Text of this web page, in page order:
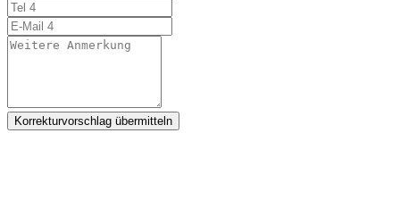
Korrekturvorschlag übermitteln